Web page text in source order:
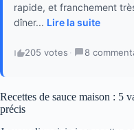
rapide, et franchement
dîner... Lire la suite
205 votes · 8
Recettes de sauce maison : 5
précis